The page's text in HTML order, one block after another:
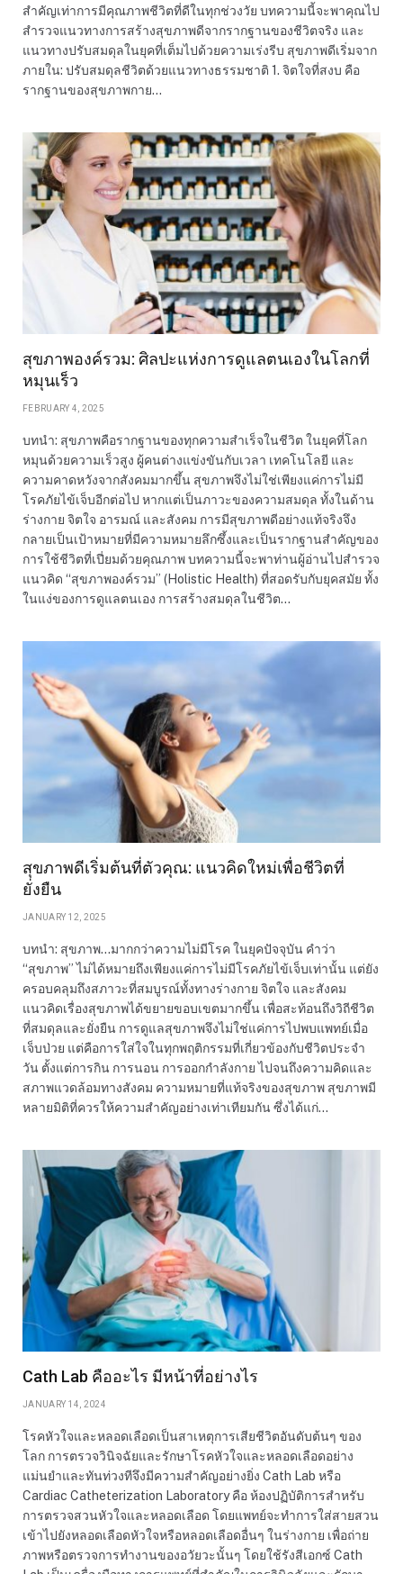
สำคัญเท่าการมีคุณภาพชีวิตที่ดีในทุกช่วงวัย บทความนี้จะพาคุณไป
สำรวจแนวทางการสร้างสุขภาพดีจากรากฐานของชีวิตจริง และ
แนวทางปรับสมดุลในยุคที่เต็มไปด้วยความเร่งรีบ สุขภาพดีเริ่มจาก
ภายใน: ปรับสมดุลชีวิตด้วยแนวทางธรรมชาติ 1. จิตใจที่สงบ คือ
รากฐานของสุขภาพกาย…
สุขภาพองค์รวม: ศิลปะแห่งการดูแลตนเองในโลกที่
หมุนเร็ว
FEBRUARY 4, 2025
บทนำ: สุขภาพคือรากฐานของทุกความสำเร็จในชีวิต ในยุคที่โลก
หมุนด้วยความเร็วสูง ผู้คนต่างแข่งขันกับเวลา เทคโนโลยี และ
ความคาดหวังจากสังคมมากขึ้น สุขภาพจึงไม่ใช่เพียงแค่การไม่มี
โรคภัยไข้เจ็บอีกต่อไป หากแต่เป็นภาวะของความสมดุล ทั้งในด้าน
ร่างกาย จิตใจ อารมณ์ และสังคม การมีสุขภาพดีอย่างแท้จริงจึง
กลายเป็นเป้าหมายที่มีความหมายลึกซึ้งและเป็นรากฐานสำคัญของ
การใช้ชีวิตที่เปี่ยมด้วยคุณภาพ บทความนี้จะพาท่านผู้อ่านไปสำรวจ
แนวคิด “สุขภาพองค์รวม” (Holistic Health) ที่สอดรับกับยุคสมัย ทั้ง
ในแง่ของการดูแลตนเอง การสร้างสมดุลในชีวิต…
สุขภาพดีเริ่มต้นที่ตัวคุณ: แนวคิดใหม่เพื่อชีวิตที่
ยั่งยืน
JANUARY 12, 2025
บทนำ: สุขภาพ…มากกว่าความไม่มีโรค ในยุคปัจจุบัน คำว่า
“สุขภาพ” ไม่ได้หมายถึงเพียงแค่การไม่มีโรคภัยไข้เจ็บเท่านั้น แต่ยัง
ครอบคลุมถึงสภาวะที่สมบูรณ์ทั้งทางร่างกาย จิตใจ และสังคม
แนวคิดเรื่องสุขภาพได้ขยายขอบเขตมากขึ้น เพื่อสะท้อนถึงวิถีชีวิต
ที่สมดุลและยั่งยืน การดูแลสุขภาพจึงไม่ใช่แค่การไปพบแพทย์เมื่อ
เจ็บป่วย แต่คือการใส่ใจในทุกพฤติกรรมที่เกี่ยวข้องกับชีวิตประจำ
วัน ตั้งแต่การกิน การนอน การออกกำลังกาย ไปจนถึงความคิดและ
สภาพแวดล้อมทางสังคม ความหมายที่แท้จริงของสุขภาพ สุขภาพมี
หลายมิติที่ควรให้ความสำคัญอย่างเท่าเทียมกัน ซึ่งได้แก่…
Cath Lab คืออะไร มีหน้าที่อย่างไร
JANUARY 14, 2024
โรคหัวใจและหลอดเลือดเป็นสาเหตุการเสียชีวิตอันดับต้นๆ ของ
โลก การตรวจวินิจฉัยและรักษาโรคหัวใจและหลอดเลือดอย่าง
แม่นยำและทันท่วงทีจึงมีความสำคัญอย่างยิ่ง Cath Lab หรือ
Cardiac Catheterization Laboratory คือ ห้องปฏิบัติการสำหรับ
การตรวจสวนหัวใจและหลอดเลือด โดยแพทย์จะทำการใส่สายสวน
เข้าไปยังหลอดเลือดหัวใจหรือหลอดเลือดอื่นๆ ในร่างกาย เพื่อถ่าย
ภาพหรือตรวจการทำงานของอวัยวะนั้นๆ โดยใช้รังสีเอกซ์ Cath